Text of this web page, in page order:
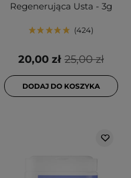
Regenerująca Usta - 3g
424
25,00 zł
20,00 zł
DODAJ DO KOSZYKA